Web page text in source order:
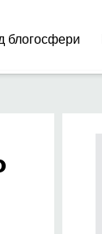
блогосфери